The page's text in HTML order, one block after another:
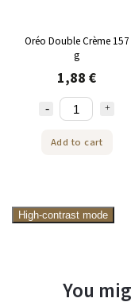
Oréo Double Crème 157
g
1,88 €
Add to cart
High-contrast mode
You